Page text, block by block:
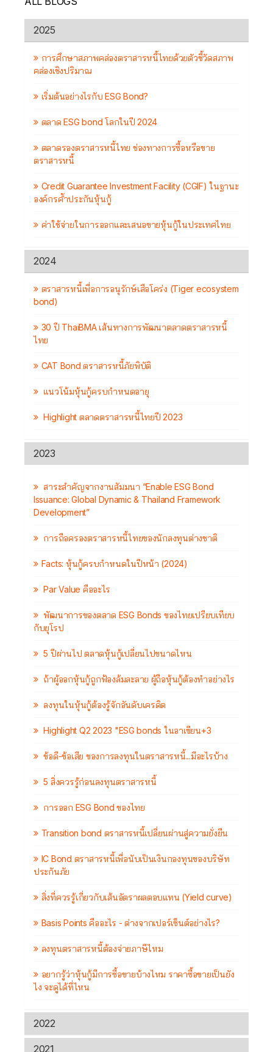
2025
การศึกษาสภาพคล่องตราสารหนี้ไทยด้วยตัวชี้วัดสภาพ
คล่องเชิงปริมาณ
เริ่มต้นอย่างไรกับ ESG Bond?
ตลาด ESG bond โลกในปี 2024
ตลาดรองตราสารหนี้ไทย ช่องทางการซื้อหรือขาย
ตราสารหนี้
Credit Guarantee Investment Facility (CGIF) ในฐานะ
องค์กรค้ำประกันหุ้นกู้
ค่าใช้จ่ายในการออกและเสนอขายหุ้นกู้ในประเทศไทย
2024
ตราสารหนี้เพื่อการอนุรักษ์เสือโคร่ง (Tiger ecosystem
bond)
30 ปี ThaiBMA เส้นทางการพัฒนาตลาดตราสารหนี้
ไทย
CAT Bond ตราสารหนี้ภัยพิบัติ
แนวโน้มหุ้นกู้ครบกำหนดอายุ
Highlight ตลาดตราสารหนี้ไทยปี 2023
2023
สาระสำคัญจากงานสัมมนา “Enable ESG Bond
Issuance: Global Dynamic & Thailand Framework
Development”
การถือครองตราสารหนี้ไทยของนักลงทุนต่างชาติ
Facts: หุ้นกู้ครบกำหนดในปีหน้า (2024)
Par Value คืออะไร
พัฒนาการของตลาด ESG Bonds ของไทยเปรียบเทียบ
กับยุโรป
5 ปีผ่านไป ตลาดหุ้นกู้เปลี่ยนไปขนาดไหน
ถ้าผู้ออกหุ้นกู้ถูกฟ้องล้มละลาย ผู้ถือหุ้นกู้ต้องทำอย่างไร
ลงทุนในหุ้นกู้ต้องรู้จักอันดับเครดิต
Highlight Q2 2023 "ESG bonds ในอาเซียน+3
ข้อดี-ข้อเสีย ของการลงทุนในตราสารหนี้...มีอะไรบ้าง
5 สิ่งควรรู้ก่อนลงทุนตราสารหนี้
การออก ESG Bond ของไทย
Transition bond ตราสารหนี้เปลี่ยนผ่านสู่ความยั่งยืน
IC Bond ตราสารหนี้เพื่อนับเป็นเงินกองทุนของบริษัท
ประกันภัย
สิ่งที่ควรรู้เกี่ยวกับเส้นอัตราผลตอบแทน (Yield curve)
Basis Points คืออะไร - ต่างจากเปอร์เซ็นต์อย่างไร?
ลงทุนตราสารหนี้ต้องจ่ายภาษีไหม
อยากรู้ว่าหุ้นกู้มีการซื้อขายบ้างไหม ราคาซื้อขายเป็นยัง
ไง จะดูได้ที่ไหน
2022
2021